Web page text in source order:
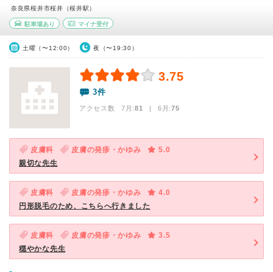
奈良県桜井市桜井（桜井駅）
駐車場あり マイナ受付
土曜（〜12:00） 夜（〜19:30）
3.75
3件
アクセス数 7月:81 | 6月:75
皮膚科 皮膚の発疹・かゆみ
5.0
親切な先生
皮膚科 皮膚の発疹・かゆみ
4.0
円形脱毛のため、こちらへ行きました
皮膚科 皮膚の発疹・かゆみ
3.5
穏やかな先生